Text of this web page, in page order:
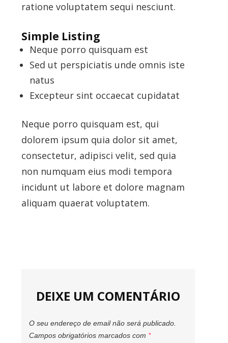
ratione voluptatem sequi nesciunt.
Simple Listing
Neque porro quisquam est
Sed ut perspiciatis unde omnis iste
natus
Excepteur sint occaecat cupidatat
Neque porro quisquam est, qui
dolorem ipsum quia dolor sit amet,
consectetur, adipisci velit, sed quia
non numquam eius modi tempora
incidunt ut labore et dolore magnam
aliquam quaerat voluptatem.
DEIXE UM COMENTÁRIO
O seu endereço de email não será publicado.
Campos obrigatórios marcados com *